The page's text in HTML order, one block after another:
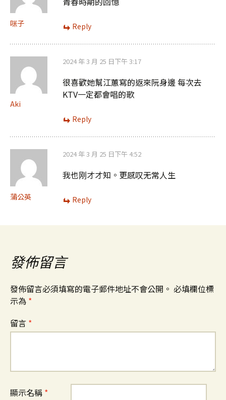
咪子 Reply
Aki
2024 年 3 月 25 日下午 3:17
很喜歡她幫江蕙寫的返來阮身邊 每次去
KTV一定都會唱的歌
Reply
蒲公英
2024 年 3 月 25 日下午 4:52
我也刚才才知。更感叹无常人生
Reply
發佈留言
發佈留言必須填寫的電子郵件地址不會公開。 必填欄位標
示為 *
留言 *
顯示名稱 *